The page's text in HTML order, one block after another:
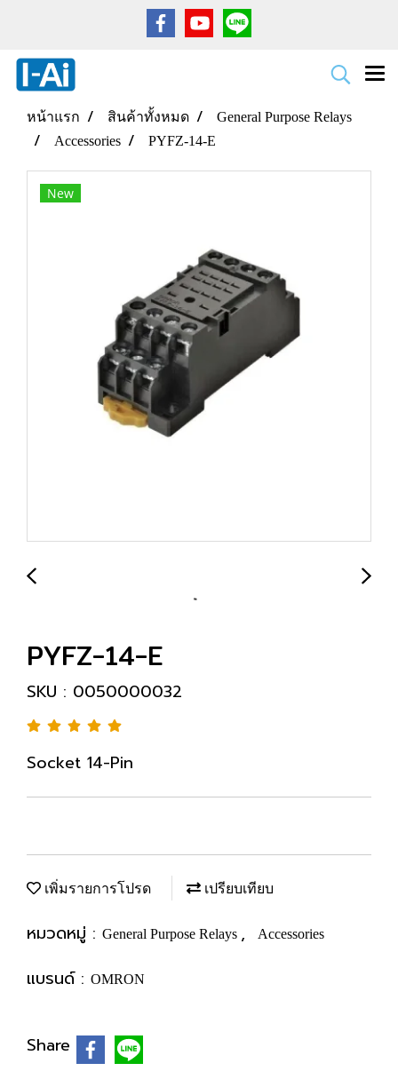
หน้าแรก สินค้าทั้งหมด
General Purpose Relays
Accessories
PYFZ-14-E
New
PYFZ-14-E
SKU : 0050000032
Socket 14-Pin
เพิ่มรายการโปรด เปรียบเทียบ
หมวดหมู่ : General Purpose Relays , Accessories
แบรนด์ : OMRON
Share